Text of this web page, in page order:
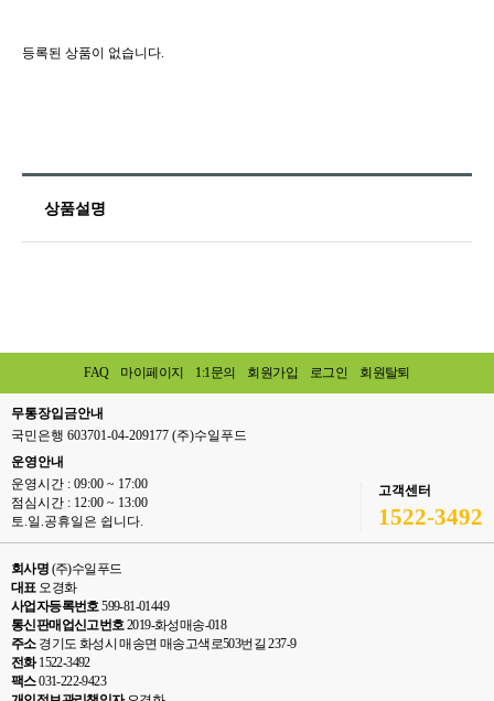
등록된 상품이 없습니다.
상품설명
FAQ 마이페이지 1:1문의 회원가입 로그인 회원탈퇴
무통장입금안내
국민은행 603701-04-209177 (주)수일푸드
운영안내
운영시간 : 09:00 ~ 17:00
점심시간 : 12:00 ~ 13:00
토.일.공휴일은 쉽니다.
고객센터
1522-3492
회사명 (주)수일푸드
대표오경화
사업자등록번호599-81-01449
통신판매업신고번호2019-화성매송-018
주소경기도 화성시 매송면 매송고색로503번길 237-9
전화1522-3492
팩스031-222-9423